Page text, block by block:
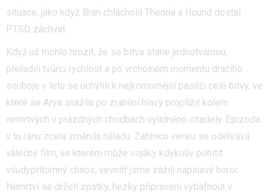
situace, jako když Bran chlácholil Theona a Hound dostal
PTSD záchvat.
Když už mohlo hrozit, že se bitva stane jednotvárnou,
přeřadili tvůrci rychlost a po vrcholném momentu dračího
souboje v letu se uchýlili k nejkomornější pasáži celé bitvy, ve
které se Arya snažila po zranění hlavy proplížit kolem
nemrtvých v prázdných chodbách vylidněné citadely. Epizoda
v tu ránu zcela změnila náladu. Zatímco venku se odehrává
válečný film, ve kterém může vojáky kdykoliv pohltit
všudypřítomný chaos, vevnitř jsme zažili napínavý horor.
Nemrtví se drželi zpátky, hezky připravení vybafnout v